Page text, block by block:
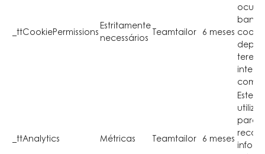
_ttCookiePermissions
Estritamente
necessários
Teamtailor 6 meses
teres
com
_ttAnalytics Métricas Teamtailor 6 meses
Este
para